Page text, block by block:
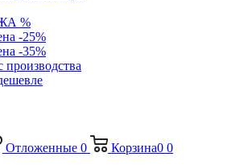
%
-25%
-35%
производства
Отложенные 0 Корзина0 0